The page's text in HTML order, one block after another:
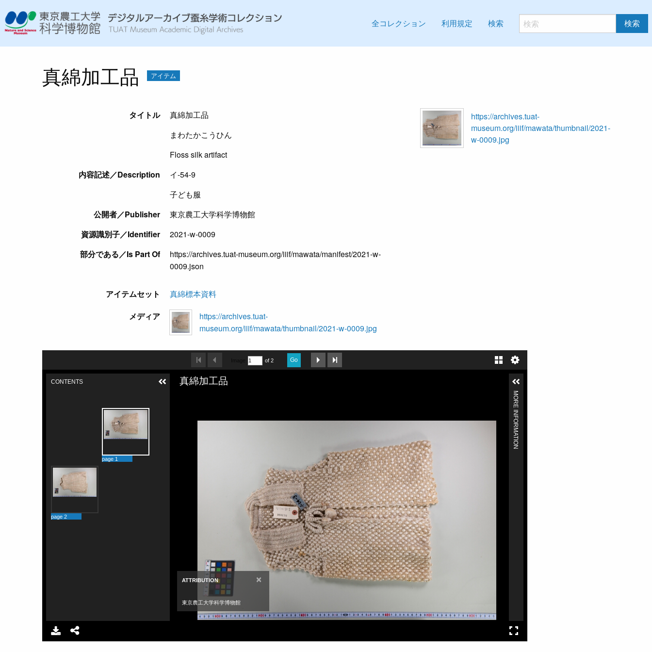
全コレクション 利用規定 検索 検索
真綿加工品 アイテム
https://archives.tuat-
museum.org/iiif/mawata/thumbnail/2021-
w-0009.jpg
タイトル
真綿加工品
まわたかこうひん
Floss silk artifact
内容記述／Description
イ-54-9
子ども服
公開者／Publisher
東京農工大学科学博物館
資源識別子／Identifier
2021-w-0009
部分である／Is Part Of
https://archives.tuat-museum.org/iiif/mawata/manifest/2021-w-
0009.json
アイテムセット
真綿標本資料
メディア
https://archives.tuat-
museum.org/iiif/mawata/thumbnail/2021-w-0009.jpg
Image of 2 Go
真綿加工品
ATTRIBUTION ×
東京農工大学科学博物館
CONTENTS
page 1
page 2
MORE INFORMATION